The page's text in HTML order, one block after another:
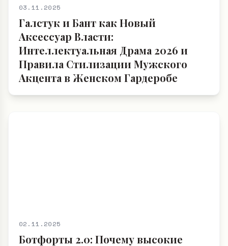
03.11.2025
Галстук и Бант как Новый
Аксессуар Власти:
Интеллектуальная Драма 2026 и
Правила Стилизации Мужского
Акцента в Женском Гардеробе
02.11.2025
Ботфорты 2.0: Почему высокие